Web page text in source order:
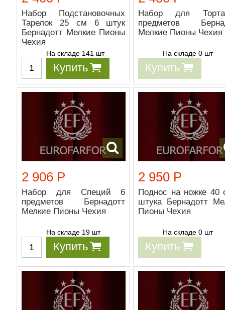
Набор Подстановочных
Тарелок 25 см 6 штук
Бернадотт Мелкие Пионы
Чехия
На складе 141 шт
Купить
Набор для
предметов
Мелкие Пионы Чехия
На складе 0 шт
Купить
2 906 Р
Набор для Специй 6
предметов Бернадотт
Мелкие Пионы Чехия
На складе 19 шт
Купить
2 950 Р
Поднос на ножке 40
штука Бернадотт
Пионы Чехия
На складе 0 шт
Купить